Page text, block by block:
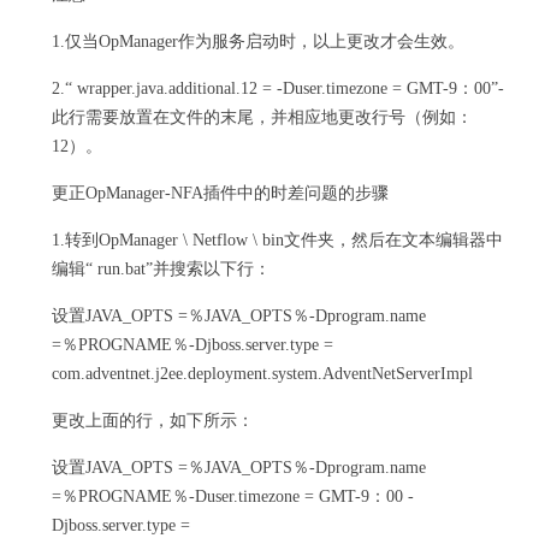
1.仅当OpManager作为服务启动时，以上更改才会生效。
2.“ wrapper.java.additional.12 = -Duser.timezone = GMT-9：00”-
此行需要放置在文件的末尾，并相应地更改行号（例如：
12）。
更正OpManager-NFA插件中的时差问题的步骤
1.转到OpManager \ Netflow \ bin文件夹，然后在文本编辑器中
编辑“ run.bat”并搜索以下行：
设置JAVA_OPTS =％JAVA_OPTS％-Dprogram.name
=％PROGNAME％-Djboss.server.type =
com.adventnet.j2ee.deployment.system.AdventNetServerImpl
更改上面的行，如下所示：
设置JAVA_OPTS =％JAVA_OPTS％-Dprogram.name
=％PROGNAME％-Duser.timezone = GMT-9：00 -
Djboss.server.type =